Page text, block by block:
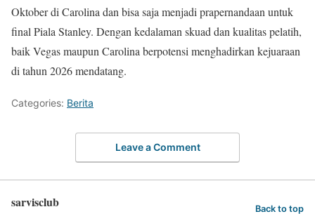
Oktober di Carolina dan bisa saja menjadi prapernandaan untuk
final Piala Stanley. Dengan kedalaman skuad dan kualitas pelatih,
baik Vegas maupun Carolina berpotensi menghadirkan kejuaraan
di tahun 2026 mendatang.
Categories: Berita
Leave a Comment
sarvisclub Back to top